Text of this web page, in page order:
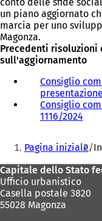
un piano aggiornato
marcia per uno
Magonza.
Precedenti risoluzioni
sull'aggiornamento
Consiglio
Consiglio
1116/2024
a
p
r
i
Siete
qui:
Pagina iniziale
Area
dei
piedi
Capitale dello Stato
Ufficio urbanistico
Casella postale 3820
55028 Magonza